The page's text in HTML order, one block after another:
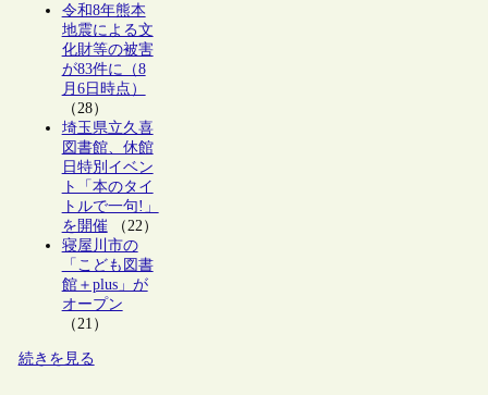
令和8年熊本
地震による文
化財等の被害
が83件に（8
月6日時点）
（28）
埼玉県立久喜
図書館、休館
日特別イベン
ト「本のタイ
トルで一句!」
を開催（22）
寝屋川市の
「こども図書
館＋plus」が
オープン
（21）
続きを見る